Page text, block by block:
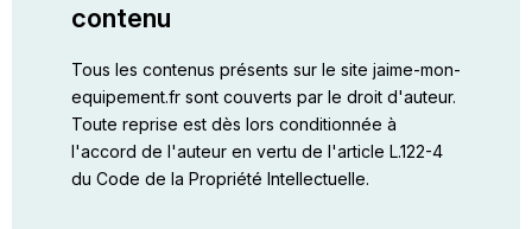
contenu
Tous les contenus présents sur le site jaime-mon-
equipement.fr sont couverts par le droit d'auteur.
Toute reprise est dès lors conditionnée à
l'accord de l'auteur en vertu de l'article L.122-4
du Code de la Propriété Intellectuelle.